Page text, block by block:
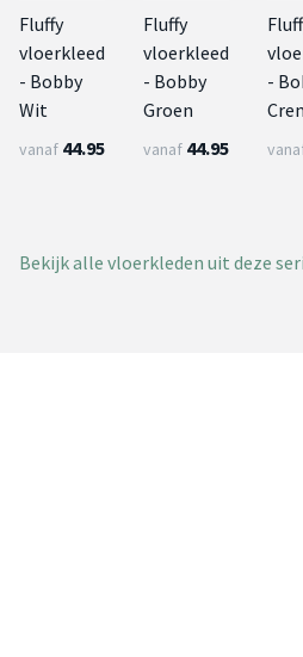
Fluffy
vloerkleed
- Bobby
Wit
vanaf 44.95
Fluffy
vloerkleed
- Bobby
Groen
vanaf 44.95
-
Bekijk alle vloerkleden uit deze